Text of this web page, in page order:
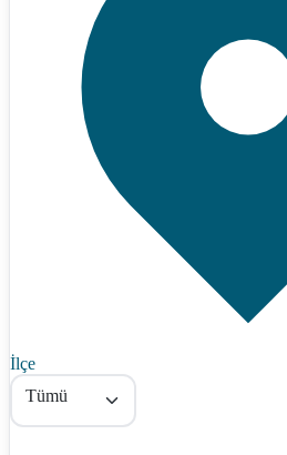
İlçe
Tümü